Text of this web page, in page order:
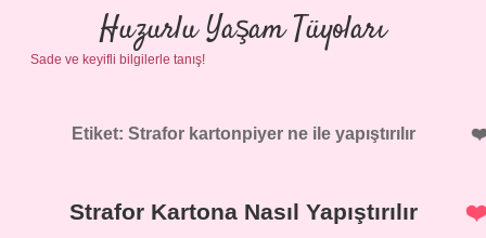
Gizlilik Politikası
Yasal Uyarı
Huzurlu Yaşam Tüyoları
Sade ve keyifli bilgilerle tanış!
Etiket: Strafor kartonpiyer ne ile yapıştırılır
Strafor Kartona Nasıl Yapıştırılır